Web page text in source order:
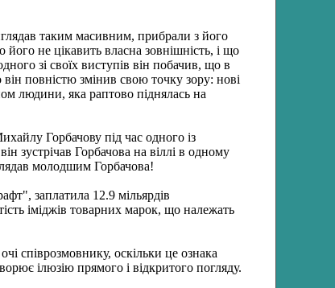
таким масивним, прибрали з його
не цікавить власна зовнішність, і що
зі своїх виступів він побачив, що в
повністю змінив свою точку зору: нові
людини, яка раптово піднялась на
Горбачову під час одного із
зустрічав Горбачова на віллі в одному
молодшим Горбачова!
заплатила 12.9 мільярдів
іміджів товарних марок, що належать
співрозмовнику, оскільки це ознака
ілюзію прямого і відкритого погляду.